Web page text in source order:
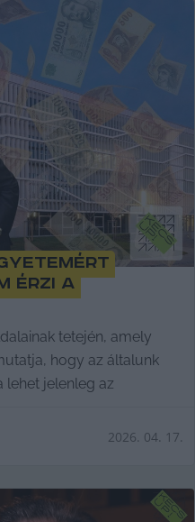
érzi a
tetején, amely
hogy az általunk
lehet jelenleg az
2026. 04. 17.